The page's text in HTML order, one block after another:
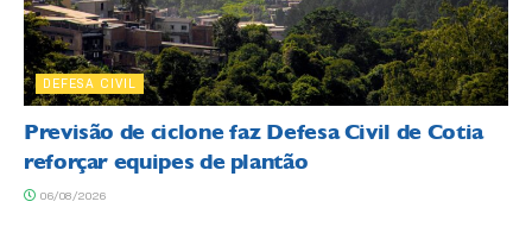
DEFESA CIVIL
Previsão de ciclone faz Defesa Civil de Cotia
reforçar equipes de plantão
06/08/2026